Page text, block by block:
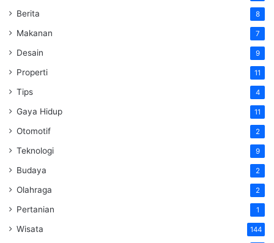
Berita 8
Makanan 7
Desain 9
Properti 11
Tips 4
Gaya Hidup 11
Otomotif 2
Teknologi 9
Budaya 2
Olahraga 2
Pertanian 1
Wisata 144